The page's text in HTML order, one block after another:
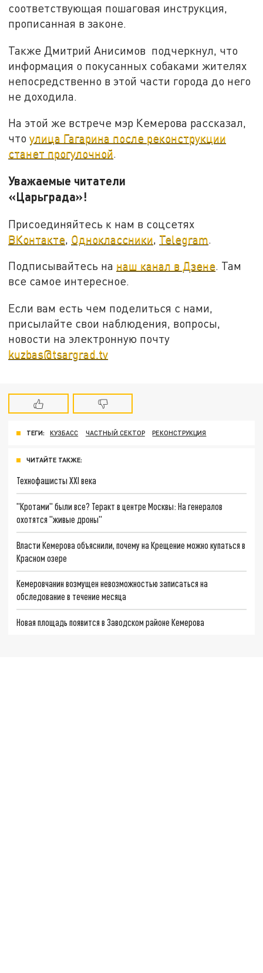
соответствующая пошаговая инструкция,
прописанная в законе.
Также Дмитрий Анисимов подчеркнул, что
информация о покусанных собаками жителях
непосредственно в этой части города до него
не доходила.
На этой же встрече мэр Кемерова рассказал,
чтоулица Гагарина после реконструкции
станет прогулочной.
Уважаемые читатели
«Царьграда»!
Присоединяйтесь к нам в соцсетях
ВКонтакте Одноклассники Telegram
Подписывайтесь на наш канал в Дзене. Там
все самое интересное.
Если вам есть чем поделиться с нами,
присылайте свои наблюдения, вопросы,
новости на электронную почту
kuzbas@tsargrad.tv
ТЕГИ: КУЗБАСС ЧАСТНЫЙ СЕКТОР РЕКОНСТРУКЦИЯ
ЧИТАЙТЕ ТАКЖЕ:
Технофашисты XXI века
"Кротами" были все? Теракт в центре Москвы: На генералов
охотятся "живые дроны"
Власти Кемерова объяснили, почему на Крещение можно купаться в
Красном озере
Кемеровчанин возмущен невозможностью записаться на
обследование в течение месяца
Новая площадь появится в Заводском районе Кемерова